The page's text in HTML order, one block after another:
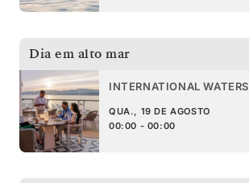
Dia em alto mar
INTERNATIONAL WATERS
QUA., 19 DE AGOSTO
00:00 - 00:00